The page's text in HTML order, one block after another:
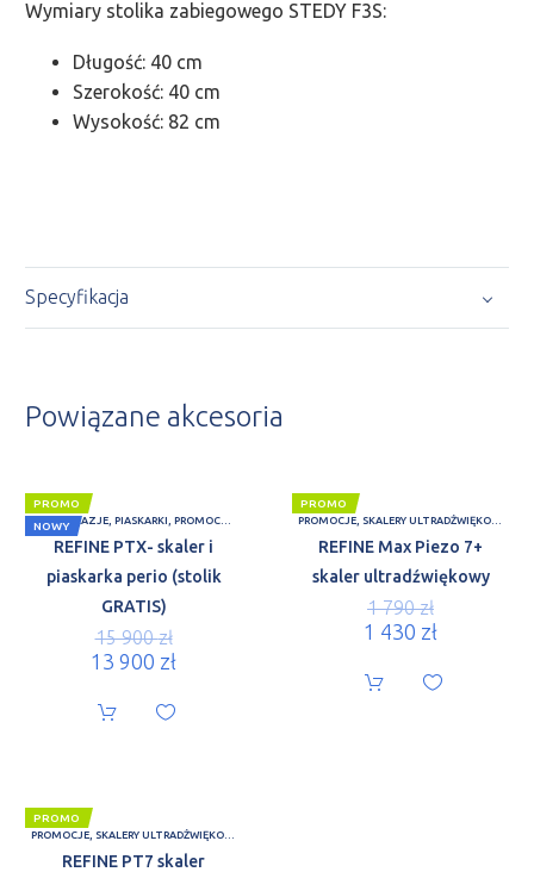
Wymiary stolika zabiegowego STEDY F3S:
Długość: 40 cm
Szerokość: 40 cm
Wysokość: 82 cm
Specyfikacja
Powiązane akcesoria
PROMO
NOWY
MEGA OKAZJE PIASKARKI PROMOCJE SKALERY ULTRADŹWIĘKOWE
REFINE PTX- skaler i
piaskarka perio (stolik
GRATIS)
15 900zł
13 900 zł
PROMO
PROMOCJE SKALERY ULTRADŹWIĘKOWE
REFINE Max Piezo 7+
skaler ultradźwiękowy
1 790zł
1 430 zł
PROMO
PROMOCJE SKALERY ULTRADŹWIĘKOWE
REFINE PT7 skaler